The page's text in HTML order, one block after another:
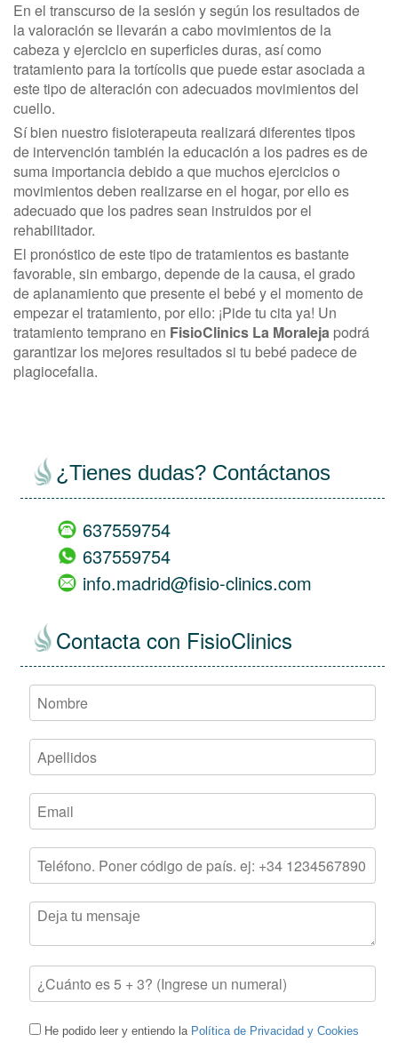
En el transcurso de la sesión y según los resultados de
la valoración se llevarán a cabo movimientos de la
cabeza y ejercicio en superficies duras, así como
tratamiento para la tortícolis que puede estar asociada a
este tipo de alteración con adecuados movimientos del
cuello.
Sí bien nuestro fisioterapeuta realizará diferentes tipos
de intervención también la educación a los padres es de
suma importancia debido a que muchos ejercicios o
movimientos deben realizarse en el hogar, por ello es
adecuado que los padres sean instruidos por el
rehabilitador.
El pronóstico de este tipo de tratamientos es bastante
favorable, sin embargo, depende de la causa, el grado
de aplanamiento que presente el bebé y el momento de
empezar el tratamiento, por ello: ¡Pide tu cita ya! Un
tratamiento temprano en FisioClinics La Moraleja podrá
garantizar los mejores resultados si tu bebé padece de
plagiocefalia.
¿Tienes dudas? Contáctanos
637559754
637559754
info.madrid@fisio-clinics.com
Contacta con FisioClinics
He podido leer y entiendo la Política de Privacidad y Cookies